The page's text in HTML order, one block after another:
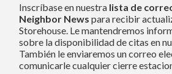
Inscríbase en nuestra lista de
Neighbor News para recibir
Storehouse. Le mantendremos
sobre la disponibilidad de citas en
También le enviaremos un correo
comunicarle cualquier cierre